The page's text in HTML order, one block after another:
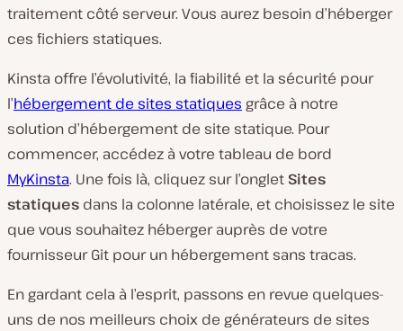
traitement côté serveur. Vous aurez besoin d’héberger
ces fichiers statiques.
Kinsta offre l’évolutivité, la fiabilité et la sécurité pour
l’hébergement de sites statiques grâce à notre
solution d’hébergement de site statique. Pour
commencer, accédez à votre tableau de bord
MyKinsta. Une fois là, cliquez sur l’onglet Sites
statiques dans la colonne latérale, et choisissez le site
que vous souhaitez héberger auprès de votre
fournisseur Git pour un hébergement sans tracas.
En gardant cela à l’esprit, passons en revue quelques-
uns de nos meilleurs choix de générateurs de sites